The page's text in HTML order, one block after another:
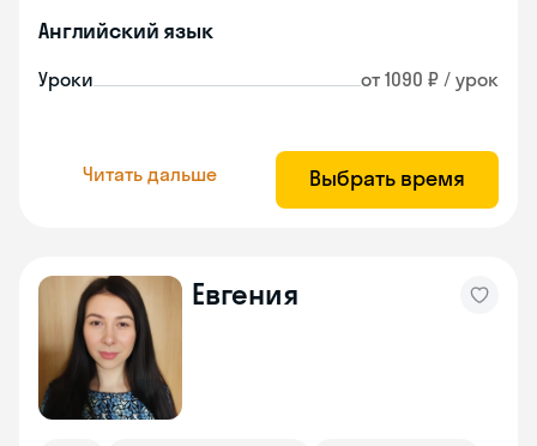
Английский язык
Уроки от 1090 ₽ / урок
Читать дальше Выбрать время
Евгения